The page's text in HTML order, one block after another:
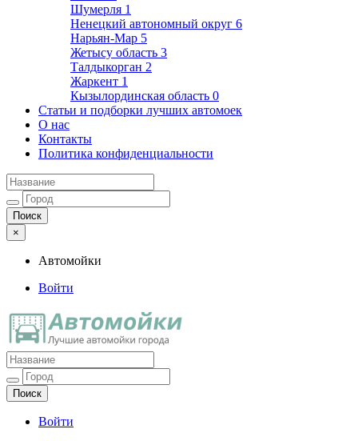
Шумерля 1
Ненецкий автономный округ 6
Нарьян-Мар 5
Жетысу область 3
Талдыкорган 2
Жаркент 1
Кызылординская область 0
Статьи и подборки лучших автомоек
О нас
Контакты
Политика конфиденциальности
×
Автомойки
Войти
Автомойки
Ещё один сайт на WordPress
Войти